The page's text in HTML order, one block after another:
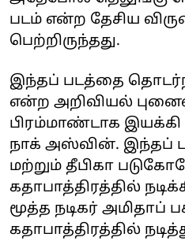
படம் என்ற தேசிய
பெற்றிருந்தது.
இந்தப் படத்தை
என்ற அறிவியல்
பிரம்மாண்டாக இயக்கி
நாக் அஸ்வின். இந்தப்
மற்றும் தீபிகா
கதாபாத்திரத்தில்
மூத்த நடிகர் அமிதாப்
கதாபாத்திரத்தில்